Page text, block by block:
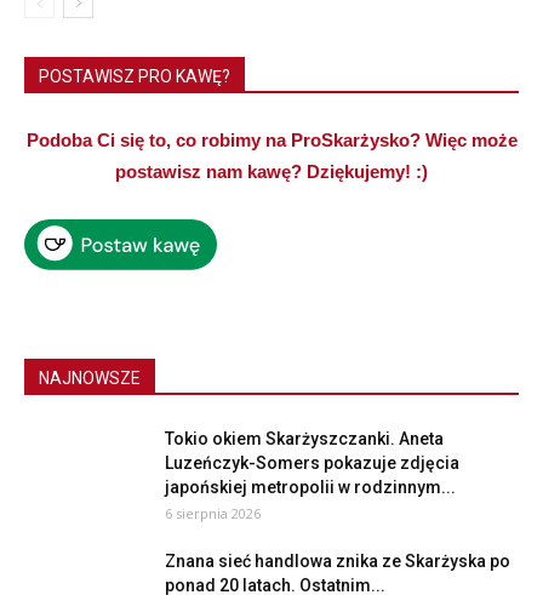
POSTAWISZ PRO KAWĘ?
Podoba Ci się to, co robimy na ProSkarżysko? Więc może
postawisz nam kawę? Dziękujemy! :)
NAJNOWSZE
Tokio okiem Skarżyszczanki. Aneta
Luzeńczyk-Somers pokazuje zdjęcia
japońskiej metropolii w rodzinnym...
6 sierpnia 2026
Znana sieć handlowa znika ze Skarżyska po
ponad 20 latach. Ostatnim...